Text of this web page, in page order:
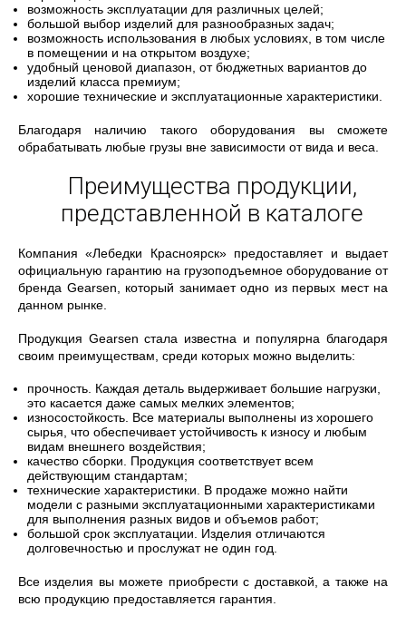
возможность эксплуатации для различных целей;
большой выбор изделий для разнообразных задач;
возможность использования в любых условиях, в том числе
в помещении и на открытом воздухе;
удобный ценовой диапазон, от бюджетных вариантов до
изделий класса премиум;
хорошие технические и эксплуатационные характеристики.
Благодаря наличию такого оборудования вы сможете
обрабатывать любые грузы вне зависимости от вида и веса.
Преимущества продукции,
представленной в каталоге
Компания «Лебедки Красноярск» предоставляет и выдает
официальную гарантию на грузоподъемное оборудование от
бренда Gearsen, который занимает одно из первых мест на
данном рынке.
Продукция Gearsen стала известна и популярна благодаря
своим преимуществам, среди которых можно выделить:
прочность. Каждая деталь выдерживает большие нагрузки,
это касается даже самых мелких элементов;
износостойкость. Все материалы выполнены из хорошего
сырья, что обеспечивает устойчивость к износу и любым
видам внешнего воздействия;
качество сборки. Продукция соответствует всем
действующим стандартам;
технические характеристики. В продаже можно найти
модели с разными эксплуатационными характеристиками
для выполнения разных видов и объемов работ;
большой срок эксплуатации. Изделия отличаются
долговечностью и прослужат не один год.
Все изделия вы можете приобрести с доставкой, а также на
всю продукцию предоставляется гарантия.